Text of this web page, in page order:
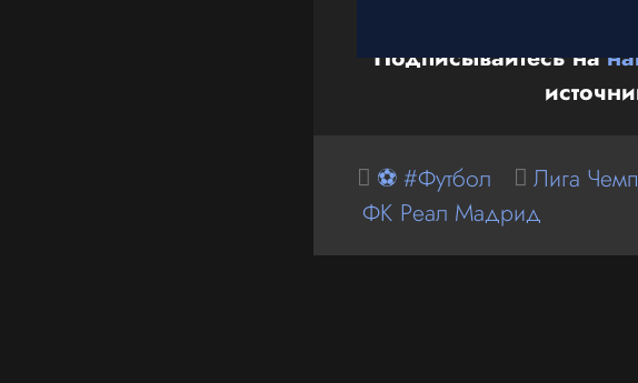
Подписывайтесь на
⚽ #Футбол Лига
ФК Реал Мадрид